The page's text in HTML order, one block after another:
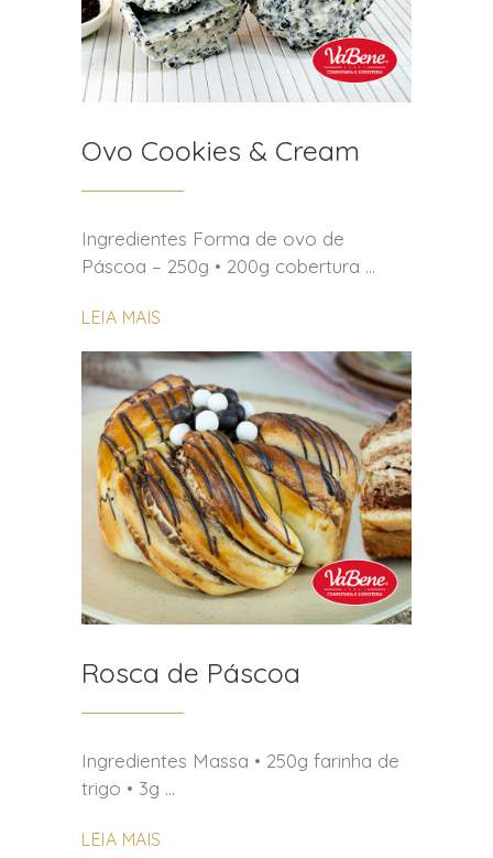
Ovo Cookies & Cream
Ingredientes Forma de ovo de
Páscoa – 250g • 200g cobertura
LEIA MAIS
Rosca de Páscoa
Ingredientes Massa • 250g farinha de
trigo • 3g
LEIA MAIS